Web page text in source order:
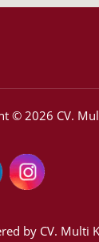
© 2026 CV.
by CV. Multi